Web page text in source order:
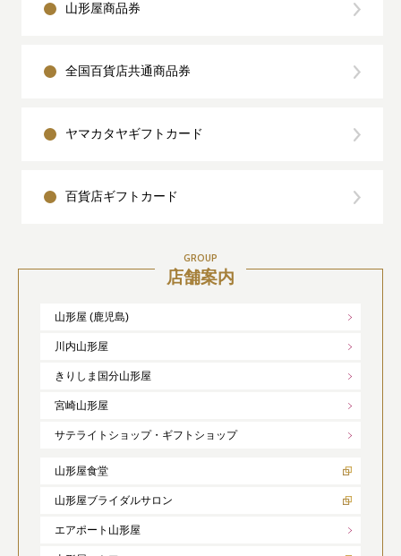
山形屋商品券
全国百貨店共通商品券
ヤマカタヤギフトカード
百貨店ギフトカード
GROUP
店舗案内
山形屋 (鹿児島)
川内山形屋
きりしま国分山形屋
宮崎山形屋
サテライトショップ・ギフトショップ
山形屋食堂
山形屋ブライダルサロン
エアポート山形屋